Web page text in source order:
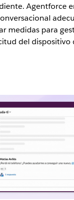
Agentforce
medidas para
del dispositivo